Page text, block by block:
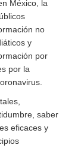
México, la
no
y
por
por la
saber
eficaces y